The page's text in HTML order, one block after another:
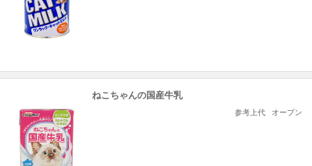
ねこちゃんの国産牛乳
参考上代 オープン